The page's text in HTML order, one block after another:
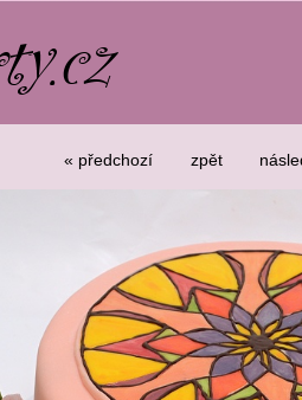
« předchozí zpět